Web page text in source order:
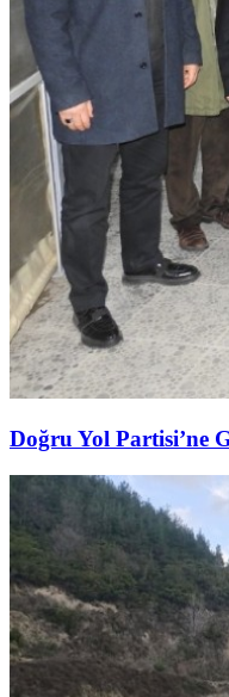
Doğru Yol Partisi’ne